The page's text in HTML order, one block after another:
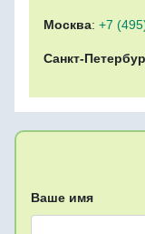
Москва: +7
Санкт-
Ваше имя